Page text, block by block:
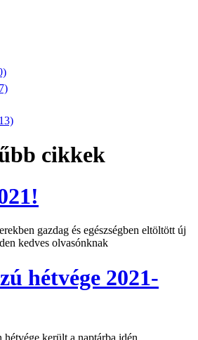
cikkek
gazdag és egészségben eltöltött új
kedves olvasónknak
hétvége 2021-
hétvége került a naptárba idén